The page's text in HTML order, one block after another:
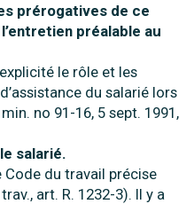
prérogatives de ce
préalable au
le rôle et les
du salarié lors
no 91-16, 5 sept. 1991,
salarié.
Code du travail précise
art. R. 1232-3). Il y a